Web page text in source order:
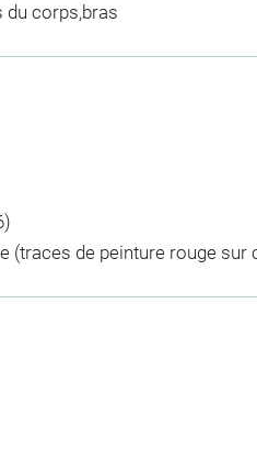
du corps,bras
(traces de peinture rouge sur